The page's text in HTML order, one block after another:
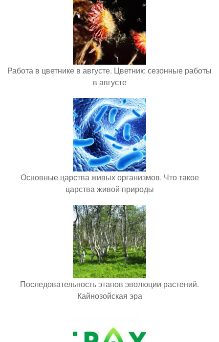
Работа в цветнике в августе. Цветник: сезонные работы
в августе
Основные царства живых организмов. Что такое
царства живой природы
Последовательность этапов эволюции растений.
Кайнозойская эра